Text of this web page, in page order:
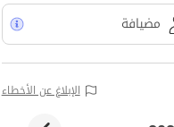
مضيافة
الإبلاغ عن الأخطاء